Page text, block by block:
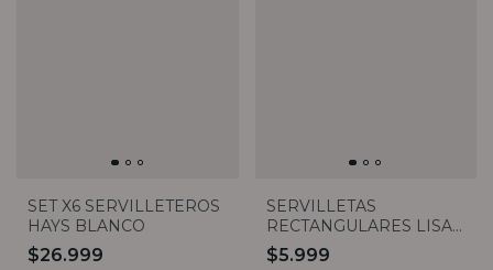
SET X6 SERVILLETEROS
HAYS BLANCO
$26.999
SERVILLETAS
RECTANGULARES LISAS
X20
$5.999